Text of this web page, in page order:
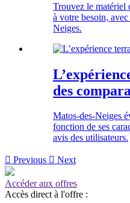
Trouvez le matériel
à votre besoin,
Neiges.
des
Matos-des-Neiges
fonction de ses
avis des utilisateurs.
 Previous  Next
Accéder aux offres
Accès direct à l'offre :